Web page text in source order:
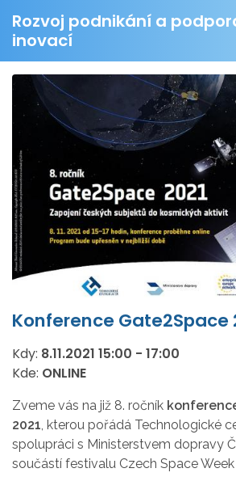
Rozvoj podnikání a
inovací
Konference Gate2Space
Kdy: 8.11.2021 15:00 - 17:00
Kde: ONLINE
Zveme vás na již 8. ročník
2021, kterou pořádá Technologické
spolupráci s Ministerstvem dopravy
součástí festivalu Czech Space Week